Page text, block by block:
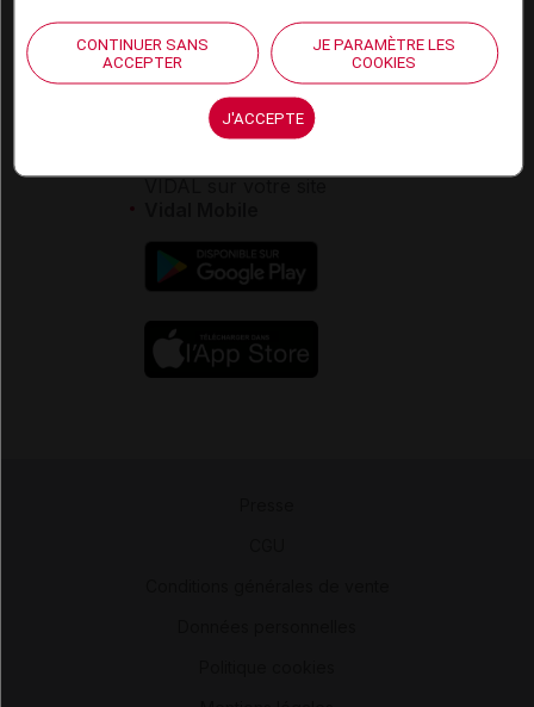
Service client
Contact
Espace partenaires
VIDAL sur votre site
CONTINUER SANS
ACCEPTER
JE PARAMÈTRE LES
COOKIES
J'ACCEPTE